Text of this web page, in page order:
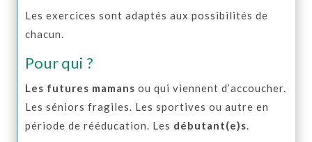
Les exercices sont adaptés aux possibilités de
chacun.
Pour qui ?
Les futures mamans ou qui viennent d’accoucher.
Les séniors fragiles. Les sportives ou autre en
période de rééducation. Les débutant(e)s.